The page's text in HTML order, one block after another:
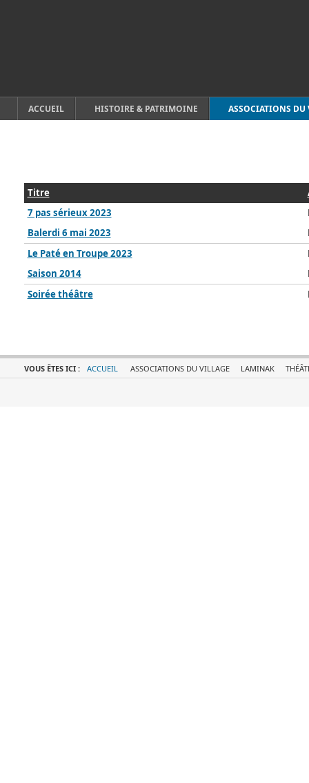
ACCUEIL HISTOIRE & PATRIMOINE ASSOCIATIONS DU
Titre
7 pas sérieux 2023
Balerdi 6 mai 2023
Le Paté en Troupe 2023
Saison 2014
Soirée théâtre
VOUS ÊTES ICI : ACCUEIL ASSOCIATIONS DU VILLAGE LAMINAK